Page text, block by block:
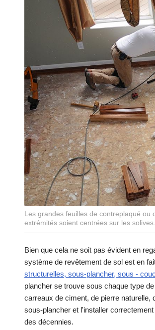
Les grandes feuilles de contreplaqué ou
extrémités soient centrées sur les solives.
Bien que cela ne soit pas évident en
système de revêtement de sol est en
structurelles, sous-plancher, sous -
plancher se trouve sous chaque type
carreaux de ciment, de pierre naturelle,
sous-plancher et l'installer
des décennies.